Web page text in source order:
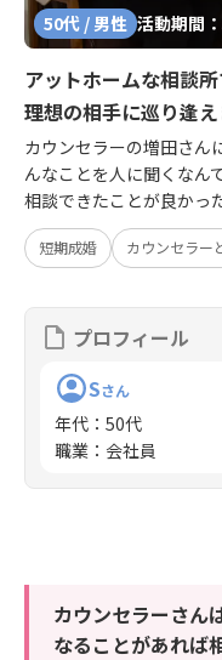
50代 / 男性 活動期間
アットホームな相談
理想の相手に巡り逢
カウンセラーの増田さん
んなことを人に聞くなん
相談できたことが良かっ
短期成婚 カウンセラー
プロフィール
Sさん
年代 ： 50代
職業 ： 会社員
カウンセラーさん
なることがあれば